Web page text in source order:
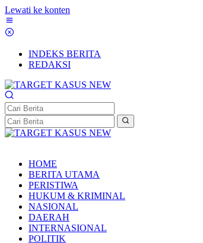
Lewati ke konten
INDEKS BERITA
REDAKSI
HOME
BERITA UTAMA
PERISTIWA
HUKUM & KRIMINAL
NASIONAL
DAERAH
INTERNASIONAL
POLITIK